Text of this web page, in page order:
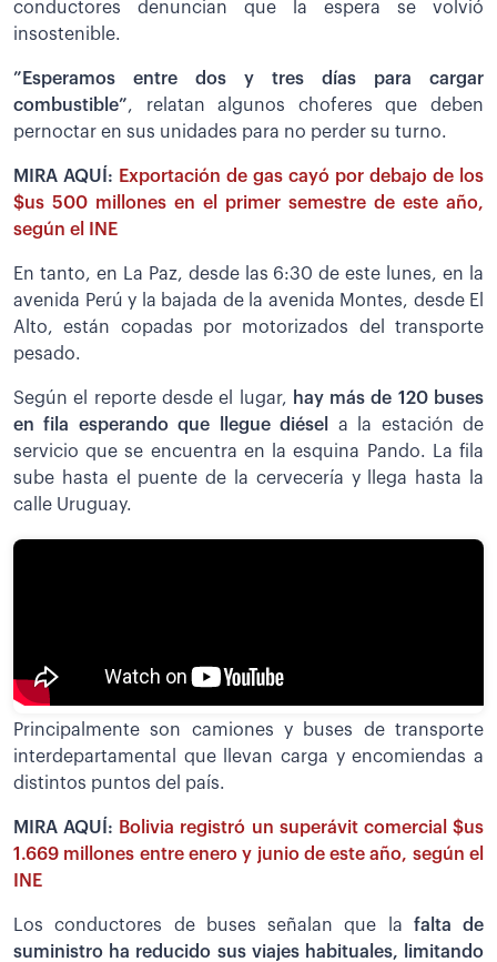
conductores denuncian que la espera se volvió
insostenible.
”Esperamos entre dos y tres días para cargar
combustible”, relatan algunos choferes que deben
pernoctar en sus unidades para no perder su turno.
MIRA AQUÍ: Exportación de gas cayó por debajo de los
$us 500 millones en el primer semestre de este año,
según el INE
En tanto, en La Paz, desde las 6:30 de este lunes, en la
avenida Perú y la bajada de la avenida Montes, desde El
Alto, están copadas por motorizados del transporte
pesado.
Según el reporte desde el lugar, hay más de 120 buses
en fila esperando que llegue diésel
a la estación de
servicio que se encuentra en la esquina Pando. La fila
sube hasta el puente de la cervecería y llega hasta la
calle Uruguay.
Principalmente son camiones y buses de transporte
interdepartamental que llevan carga y encomiendas a
distintos puntos del país.
MIRA AQUÍ: Bolivia registró un superávit comercial $us
1.669 millones entre enero y junio de este año, según el
INE
Los conductores de buses señalan que la falta de
suministro ha reducido sus viajes habituales, limitando